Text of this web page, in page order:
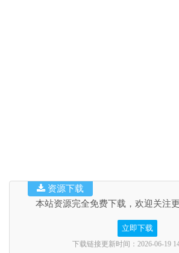
本站资源完全免费下载，欢迎关注
立即下载
下载链接更新时间：2026-06-19
资源下载